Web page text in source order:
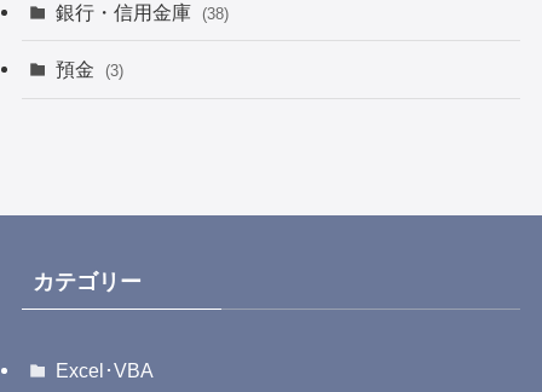
銀行・信用金庫 (38)
預金 (3)
カテゴリー
Excel･VBA